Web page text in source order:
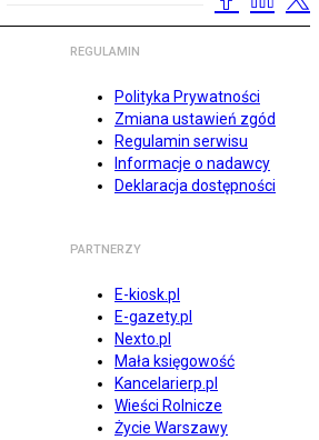
REGULAMIN
Polityka Prywatności
Zmiana ustawień zgód
Regulamin serwisu
Informacje o nadawcy
Deklaracja dostępności
PARTNERZY
E-kiosk.pl
E-gazety.pl
Nexto.pl
Mała księgowość
Kancelarierp.pl
Wieści Rolnicze
Życie Warszawy